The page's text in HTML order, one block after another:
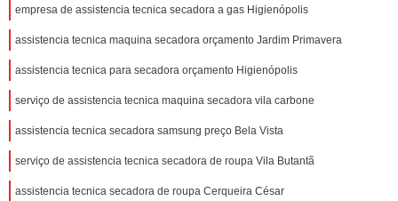
empresa de assistencia tecnica secadora a gas Higienópolis
assistencia tecnica maquina secadora orçamento Jardim Primavera
assistencia tecnica para secadora orçamento Higienópolis
serviço de assistencia tecnica maquina secadora vila carbone
assistencia tecnica secadora samsung preço Bela Vista
serviço de assistencia tecnica secadora de roupa Vila Butantã
assistencia tecnica secadora de roupa Cerqueira César